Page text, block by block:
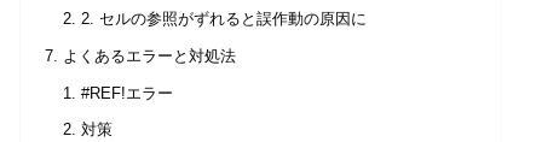
2. セルの参照がずれると誤作動の原因に
よくあるエラーと対処法
#REF!エラー
対策